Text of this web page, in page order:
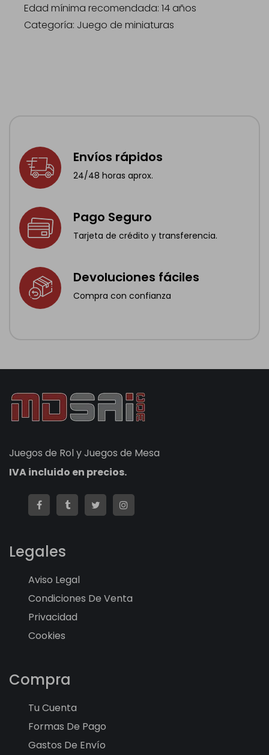
Edad mínima recomendada: 14 años
Categoría: Juego de miniaturas
Envíos rápidos
24/48 horas aprox.
Pago Seguro
Tarjeta de crédito y transferencia.
Devoluciones fáciles
Compra con confianza
Juegos de Rol y Juegos de Mesa
IVA incluido en precios.
Legales
Aviso Legal
Condiciones De Venta
Privacidad
Cookies
Compra
Tu Cuenta
Formas De Pago
Gastos De Envío